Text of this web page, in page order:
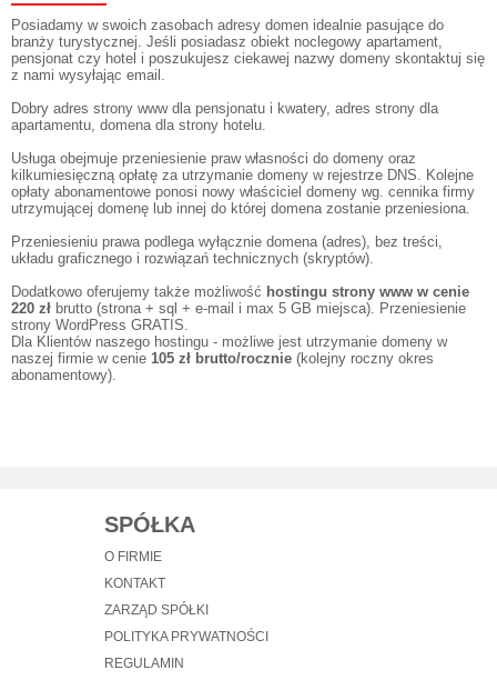
Posiadamy w swoich zasobach adresy domen idealnie pasujące do
branży turystycznej. Jeśli posiadasz obiekt noclegowy apartament,
pensjonat czy hotel i poszukujesz ciekawej nazwy domeny skontaktuj się
z nami wysyłając email.
Dobry adres strony www dla pensjonatu i kwatery, adres strony dla
apartamentu, domena dla strony hotelu.
Usługa obejmuje przeniesienie praw własności do domeny oraz
kilkumiesięczną opłatę za utrzymanie domeny w rejestrze DNS. Kolejne
opłaty abonamentowe ponosi nowy właściciel domeny wg. cennika firmy
utrzymującej domenę lub innej do której domena zostanie przeniesiona.
Przeniesieniu prawa podlega wyłącznie domena (adres), bez treści,
układu graficznego i rozwiązań technicznych (skryptów).
Dodatkowo oferujemy także możliwość hostingu strony www w cenie
220 zł brutto (strona + sql + e-mail i max 5 GB miejsca). Przeniesienie
strony WordPress GRATIS.
Dla Klientów naszego hostingu - możliwe jest utrzymanie domeny w
naszej firmie w cenie 105 zł brutto/rocznie (kolejny roczny okres
abonamentowy).
SPÓŁKA
O FIRMIE
KONTAKT
ZARZĄD SPÓŁKI
POLITYKA PRYWATNOŚCI
REGULAMIN